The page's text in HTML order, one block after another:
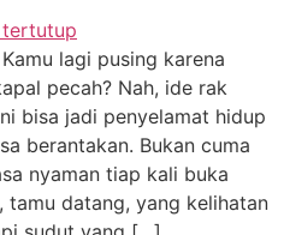
lagi pusing karena
pecah? Nah, ide rak
bisa jadi penyelamat hidup
berantakan. Bukan cuma
nyaman tiap kali buka
tamu datang, yang kelihatan